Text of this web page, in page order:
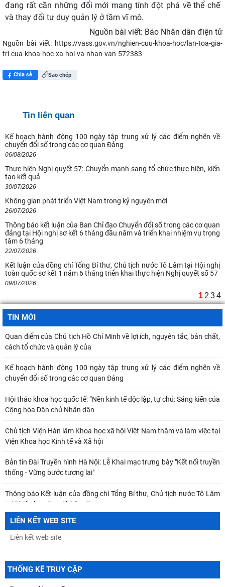
đang rất cần những đổi mới mang tính đột phá về thể chế
và thay đổi tư duy quản lý ở tầm vĩ mô.
Nguồn bài viết: Báo Nhân dân điện tử
Nguồn bài viết: https://vass.gov.vn/nghien-cuu-khoa-hoc/lan-toa-gia-
tri-cua-khoa-hoc-xa-hoi-va-nhan-van-572383
Chia sẻ Sao chép
Tin liên quan
Kế hoạch hành động 100 ngày tập trung xử lý các điểm nghẽn về
chuyển đổi số trong các cơ quan Đảng
06/08/2026
Thực hiện Nghị quyết 57: Chuyển mạnh sang tổ chức thực hiện, kiến
tạo kết quả
30/07/2026
Không gian phát triển Việt Nam trong kỷ nguyên mới
26/07/2026
Thông báo kết luận của Ban Chỉ đạo Chuyển đổi số trong các cơ quan
đảng tại Hội nghị sơ kết 6 tháng đầu năm và triển khai nhiệm vụ trọng
tâm 6 tháng
22/07/2026
Kết luận của đồng chí Tổng Bí thư, Chủ tịch nước Tô Lâm tại Hội nghị
toàn quốc sơ kết 1 năm 6 tháng triển khai thực hiện Nghị quyết số 57
09/07/2026
1 2 34
TIN MỚI
Quan điểm của Chủ tịch Hồ Chí Minh về lợi ích, nguyên tắc, bản chất,
cách tổ chức và quản lý của
Kế hoạch hành động 100 ngày tập trung xử lý các điểm nghẽn về
chuyển đổi số trong các cơ quan Đảng
Hội thảo khoa học quốc tế: “Nền kinh tế độc lập, tự chủ: Sáng kiến của
Cộng hòa Dân chủ Nhân dân
Chủ tịch Viện Hàn lâm Khoa học xã hội Việt Nam thăm và làm việc tại
Viện Khoa học Kinh tế và Xã hội
Bản tin Đài Truyền hình Hà Nội: Lễ Khai mạc trưng bày "Kết nối truyền
thống - Vững bước tương lai"
Thông báo Kết luận của đồng chí Tổng Bí thư, Chủ tịch nước Tô Lâm
tại Phiên họp Ban Chỉ đạo Trung
Khai mạc trưng bày “Kết nối truyền thống, vững bước tương lai”
MỐI QUAN HỆ GIỮA DÂN CHỦ VÀ CHỦ NGHĨA XÃ HỘI – QUAN ĐIỂM
LIÊN KẾT WEB SITE
THỐNG KÊ TRUY CẬP